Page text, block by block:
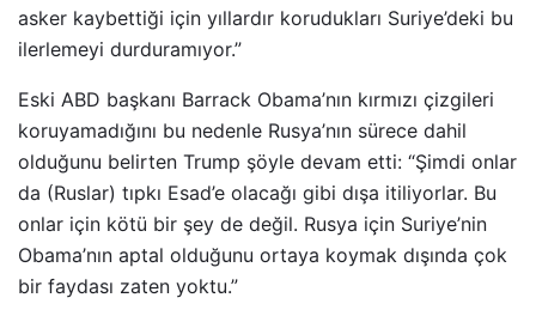
asker kaybettiği için yıllardır korudukları Suriye’deki bu
ilerlemeyi durduramıyor.”
Eski ABD başkanı Barrack Obama’nın kırmızı çizgileri
koruyamadığını bu nedenle Rusya’nın sürece dahil
olduğunu belirten Trump şöyle devam etti: “Şimdi onlar
da (Ruslar) tıpkı Esad’e olacağı gibi dışa itiliyorlar. Bu
onlar için kötü bir şey de değil. Rusya için Suriye’nin
Obama’nın aptal olduğunu ortaya koymak dışında çok
bir faydası zaten yoktu.”